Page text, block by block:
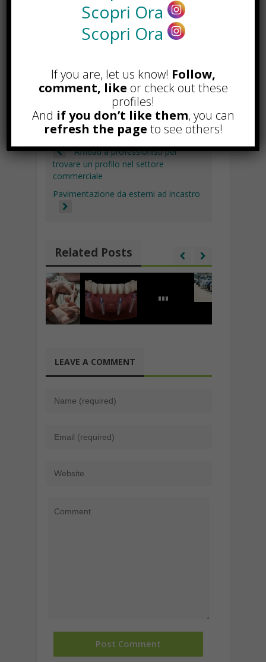
ac
o
k
h
at
s
p
p
el
e
gr
a
m
n
k
e
dI
n
c
h
at
m
l
C
o
p
y
Li
k
C
o
n
di
vi
di
Affidati a professionisti per
trovare un profilo nel settore
commerciale
Pavimentazione da esterni ad incastro
Related Posts
LEAVE A COMMENT
Scopri Ora
Scopri Ora
If you are, let us know! Follow,
comment, like or check out these
profiles!
And if you don’t like them, you can
refresh the page to see others!